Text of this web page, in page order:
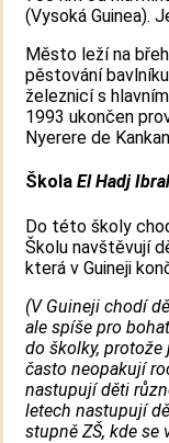
(Vysoká Guinea).
Město leží na
pěstování
železnicí s
1993 ukončen
Nyerere de
Škola El Hadj
Do této školy
Školu navštěvují
která v Guineji
(V Guineji chodí
ale spíše pro
do školky, protože
často neopakují
nastupují děti
letech nastupují
stupně ZŠ, kde se